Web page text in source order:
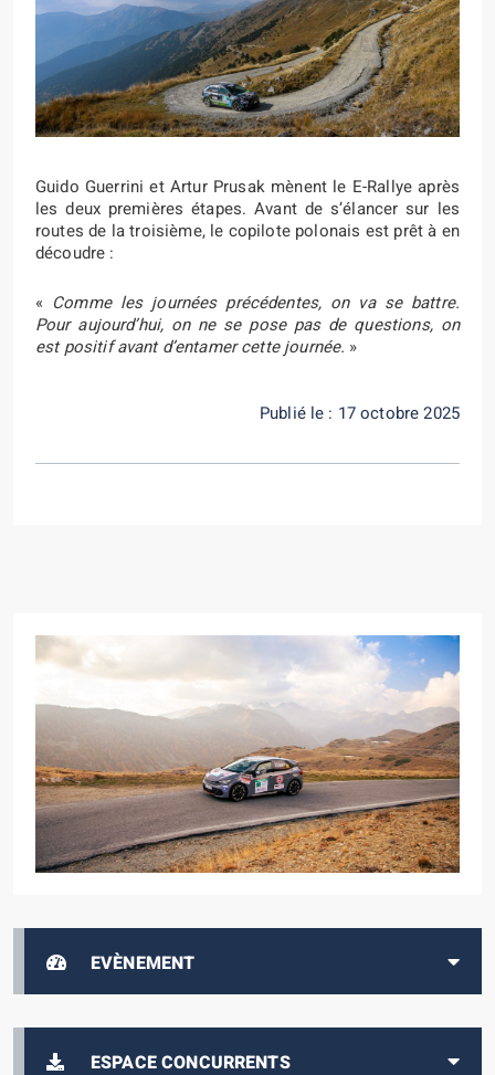
EVÈNEMENT
ESPACE CONCURRENTS
Guido Guerrini et Artur Prusak mènent le E-Rallye après
les deux premières étapes. Avant de s’élancer sur les
routes de la troisième, le copilote polonais est prêt à en
découdre :
« Comme les journées précédentes, on va se battre.
Pour aujourd’hui, on ne se pose pas de questions, on
est positif avant d’entamer cette journée. »
Publié le : 17 octobre 2025